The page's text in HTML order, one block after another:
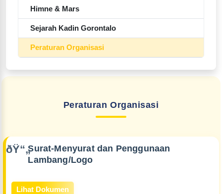
Himne & Mars
Sejarah Kadin Gorontalo
Peraturan Organisasi
Peraturan Organisasi
Surat-Menyurat dan Penggunaan
Lambang/Logo
Lihat Dokumen